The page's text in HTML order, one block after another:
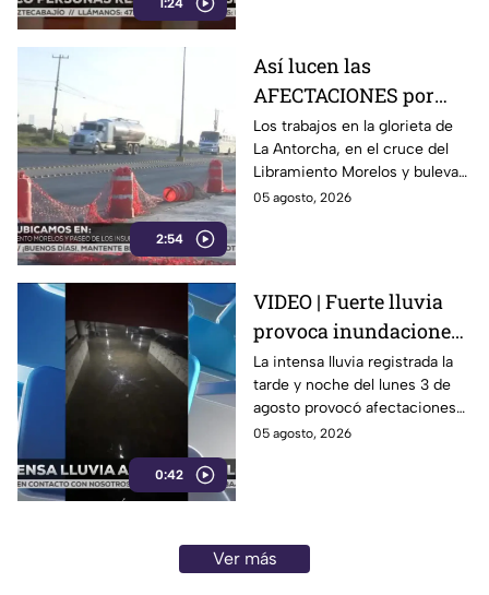
1:24
2:54
Así lucen las
AFECTACIONES por
obras sobre
Libramiento Morelos
de León: reabren
Insurgentes
Los trabajos en la glorieta de
La Antorcha, en el cruce del
Libramiento Morelos y bulevar
Insurgentes en León,
05 agosto, 2026
0:42
VIDEO | Fuerte lluvia
provoca inundaciones
en Celaya; vehículos
quedan atrapados bajo
el agua
La intensa lluvia registrada la
tarde y noche del lunes 3 de
agosto provocó afectaciones
en distintos puntos de Celaya,
05 agosto, 2026
Ver más